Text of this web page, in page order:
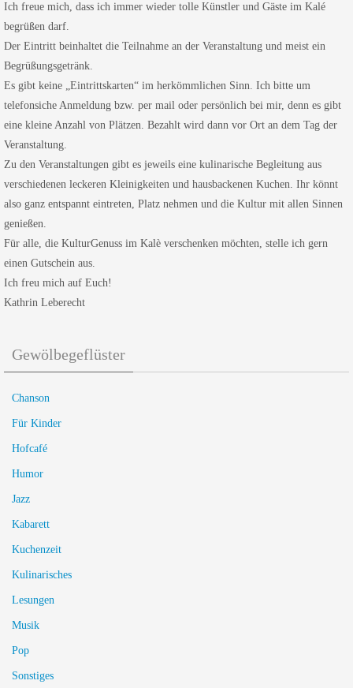
Ich freue mich, dass ich immer wieder tolle Künstler und Gäste im Kalé
begrüßen darf.
Der Eintritt beinhaltet die Teilnahme an der Veranstaltung und meist ein
Begrüßungsgetränk.
Es gibt keine „Eintrittskarten“ im herkömmlichen Sinn. Ich bitte um
telefonsiche Anmeldung bzw. per mail oder persönlich bei mir, denn es gibt
eine kleine Anzahl von Plätzen. Bezahlt wird dann vor Ort an dem Tag der
Veranstaltung.
Zu den Veranstaltungen gibt es jeweils eine kulinarische Begleitung aus
verschiedenen leckeren Kleinigkeiten und hausbackenen Kuchen. Ihr könnt
also ganz entspannt eintreten, Platz nehmen und die Kultur mit allen Sinnen
genießen.
Für alle, die KulturGenuss im Kalè verschenken möchten, stelle ich gern
einen Gutschein aus.
Ich freu mich auf Euch!
Kathrin Leberecht
Gewölbegeflüster
Chanson
Für Kinder
Hofcafé
Humor
Jazz
Kabarett
Kuchenzeit
Kulinarisches
Lesungen
Musik
Pop
Sonstiges